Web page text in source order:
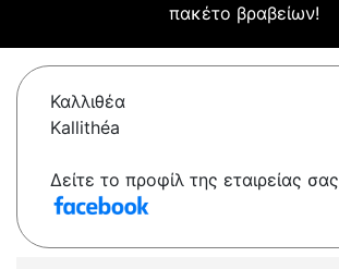
πακέτο βραβείων!
Καλλιθέα
Kallithéa
Δείτε το προφίλ της εταιρείας σας